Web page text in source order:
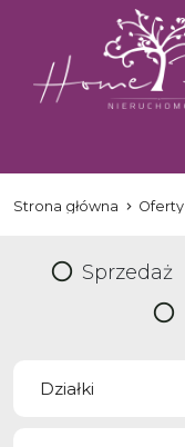
Strona główna Oferty
Sprzedaż